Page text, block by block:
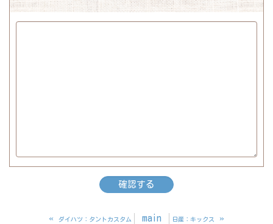
« ダイハツ：タントカスタム main 日産：キックス »